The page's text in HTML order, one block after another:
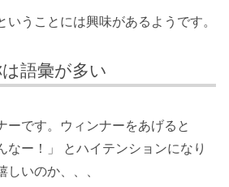
いうことには興味があるようです。
語彙が多い
ーです。ウィンナーをあげると
なー！」 とハイテンションになり
しいのか、、、